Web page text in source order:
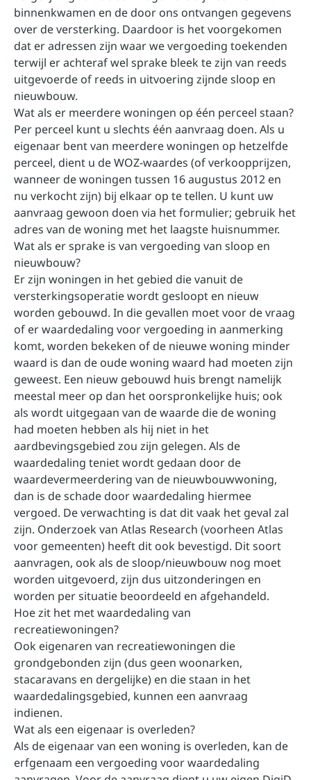
binnenkwamen en de door ons ontvangen gegevens
over de versterking. Daardoor is het voorgekomen
dat er adressen zijn waar we vergoeding toekenden
terwijl er achteraf wel sprake bleek te zijn van reeds
uitgevoerde of reeds in uitvoering zijnde sloop en
nieuwbouw.
Wat als er meerdere woningen op één perceel staan?
Per perceel kunt u slechts één aanvraag doen. Als u
eigenaar bent van meerdere woningen op hetzelfde
perceel, dient u de WOZ-waardes (of verkoopprijzen,
wanneer de woningen tussen 16 augustus 2012 en
nu verkocht zijn) bij elkaar op te tellen. U kunt uw
aanvraag gewoon doen via het formulier; gebruik het
adres van de woning met het laagste huisnummer.
Wat als er sprake is van vergoeding van sloop en
nieuwbouw?
Er zijn woningen in het gebied die vanuit de
versterkingsoperatie wordt gesloopt en nieuw
worden gebouwd. In die gevallen moet voor de vraag
of er waardedaling voor vergoeding in aanmerking
komt, worden bekeken of de nieuwe woning minder
waard is dan de oude woning waard had moeten zijn
geweest. Een nieuw gebouwd huis brengt namelijk
meestal meer op dan het oorspronkelijke huis; ook
als wordt uitgegaan van de waarde die de woning
had moeten hebben als hij niet in het
aardbevingsgebied zou zijn gelegen. Als de
waardedaling teniet wordt gedaan door de
waardevermeerdering van de nieuwbouwwoning,
dan is de schade door waardedaling hiermee
vergoed. De verwachting is dat dit vaak het geval zal
zijn. Onderzoek van Atlas Research (voorheen Atlas
voor gemeenten) heeft dit ook bevestigd. Dit soort
aanvragen, ook als de sloop/nieuwbouw nog moet
worden uitgevoerd, zijn dus uitzonderingen en
worden per situatie beoordeeld en afgehandeld.
Hoe zit het met waardedaling van
recreatiewoningen?
Ook eigenaren van recreatiewoningen die
grondgebonden zijn (dus geen woonarken,
stacaravans en dergelijke) en die staan in het
waardedalingsgebied, kunnen een aanvraag
indienen.
Wat als een eigenaar is overleden?
Als de eigenaar van een woning is overleden, kan de
erfgenaam een vergoeding voor waardedaling